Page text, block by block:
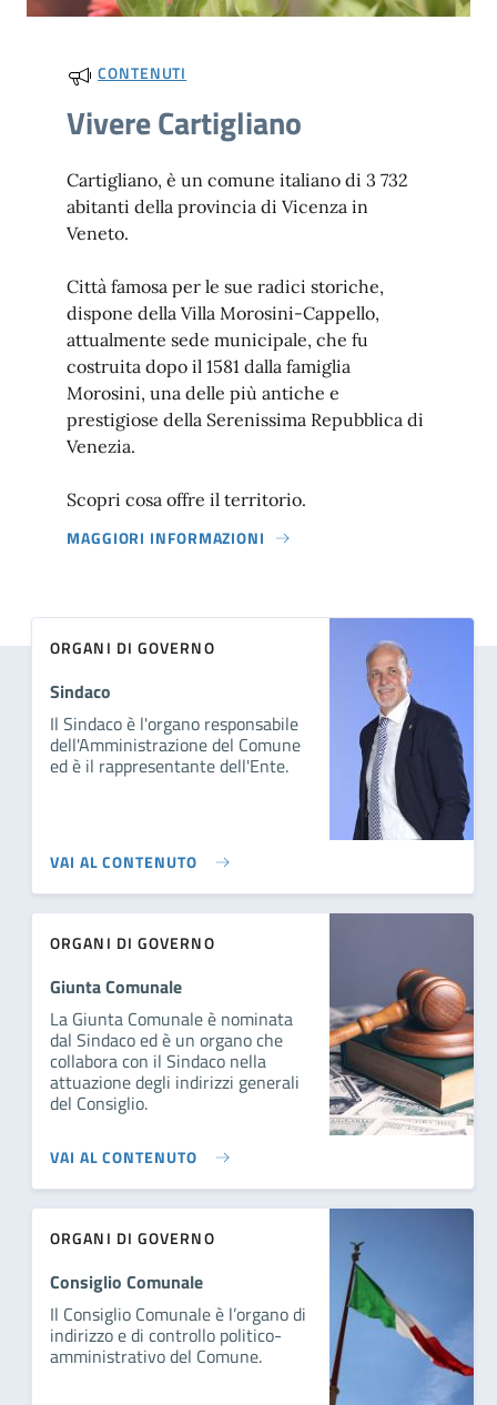
CONTENUTI
Vivere Cartigliano
Cartigliano, è un comune italiano di 3 732
abitanti della provincia di Vicenza in
Veneto.
Città famosa per le sue radici storiche,
dispone della Villa Morosini-Cappello,
attualmente sede municipale, che fu
costruita dopo il 1581 dalla famiglia
Morosini, una delle più antiche e
prestigiose della Serenissima Repubblica di
Venezia.
Scopri cosa offre il territorio.
MAGGIORI INFORMAZIONI
ORGANI DI GOVERNO
Sindaco
Il Sindaco è l'organo responsabile
dell'Amministrazione del Comune
ed è il rappresentante dell'Ente.
VAI AL CONTENUTO
ORGANI DI GOVERNO
Giunta Comunale
La Giunta Comunale è nominata
dal Sindaco ed è un organo che
collabora con il Sindaco nella
attuazione degli indirizzi generali
del Consiglio.
VAI AL CONTENUTO
ORGANI DI GOVERNO
Consiglio Comunale
Il Consiglio Comunale è l’organo di
indirizzo e di controllo politico-
amministrativo del Comune.